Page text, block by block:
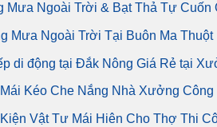
Mưa Ngoài Trời & Bạt Thả Tự Cuốn
Mưa Ngoài Trời Tại Buôn Ma Thuột
di động tại Đắk Nông Giá Rẻ tại
Kéo Che Nắng Nhà Xưởng Công
Vật Tư Mái Hiên Cho Thợ Thi